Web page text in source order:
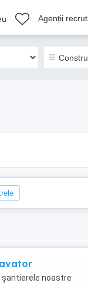
Agenții
noastre